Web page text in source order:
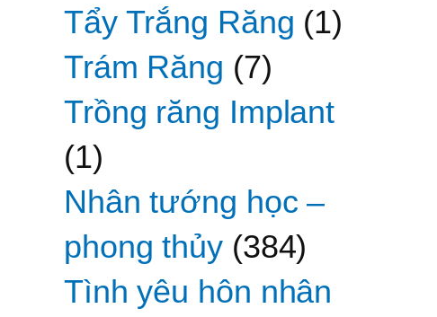
Tẩy Trắng Răng (1)
Trám Răng (7)
Trồng răng Implant
(1)
Nhân tướng học –
phong thủy(384)
Tình yêu hôn nhân